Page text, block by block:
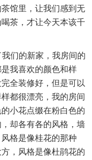
馆里，让我们感到无
茶，才让今天本该千
们的新家，我房间的
我喜欢的颜色和样
全装修好，但是可以
都很漂亮，我的房间
小花点缀在粉白色的
却各有各的风格，墙
格是像桂花的那种
，风格是像杜鹃花的